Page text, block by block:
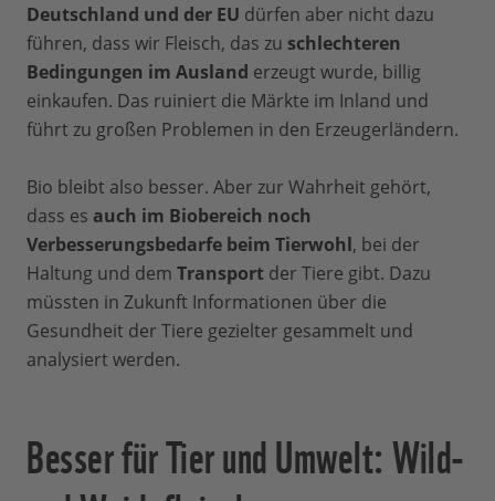
Deutschland und der EU dürfen aber nicht dazu
führen, dass wir Fleisch, das zu schlechteren
Bedingungen im Ausland erzeugt wurde, billig
einkaufen. Das ruiniert die Märkte im Inland und
führt zu großen Problemen in den Erzeugerländern.
Bio bleibt also besser. Aber zur Wahrheit gehört,
dass es auch im Biobereich noch
Verbesserungsbedarfe beim Tierwohl, bei der
Haltung und dem Transport der Tiere gibt. Dazu
müssten in Zukunft Informationen über die
Gesundheit der Tiere gezielter gesammelt und
analysiert werden.
Besser für Tier und Umwelt: Wild-